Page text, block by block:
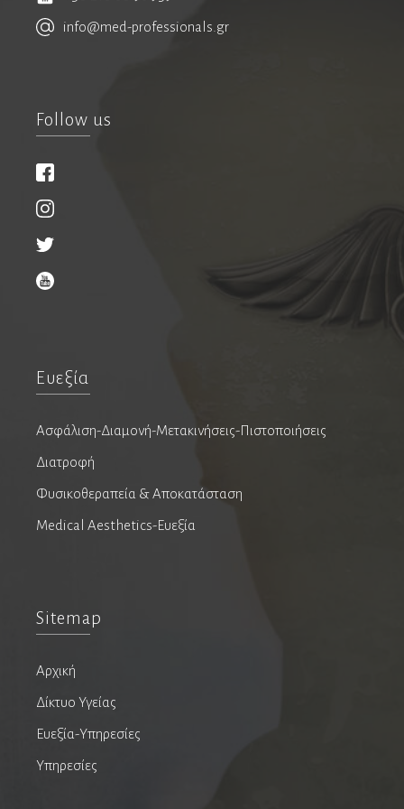
Οστεοπαθητικοί
Xειρουργοί παχέος εντέρου & πρωκτού
Βαριατρική
Χειρουργοί ενδοκρινών αδένων
Χειρουργοί ογκολόγοι
Χειρουργοί σπονδυλικής στήλης
Ψυχική Υγεία
Ψυχοθεραπευτής
Ψυχολόγος
info@med-professionals.gr
Follow us
Ευεξία
Ασφάλιση-Διαμονή-Μετακινήσεις-Πιστοποιήσεις
Διατροφή
Φυσικοθεραπεία & Αποκατάσταση
Medical Aesthetics-Ευεξία
Sitemap
Αρχική
Δίκτυο Υγείας
Ευεξία-Υπηρεσίες
Υπηρεσίες